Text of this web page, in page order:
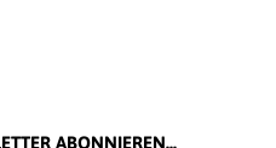
ABONNIEREN...